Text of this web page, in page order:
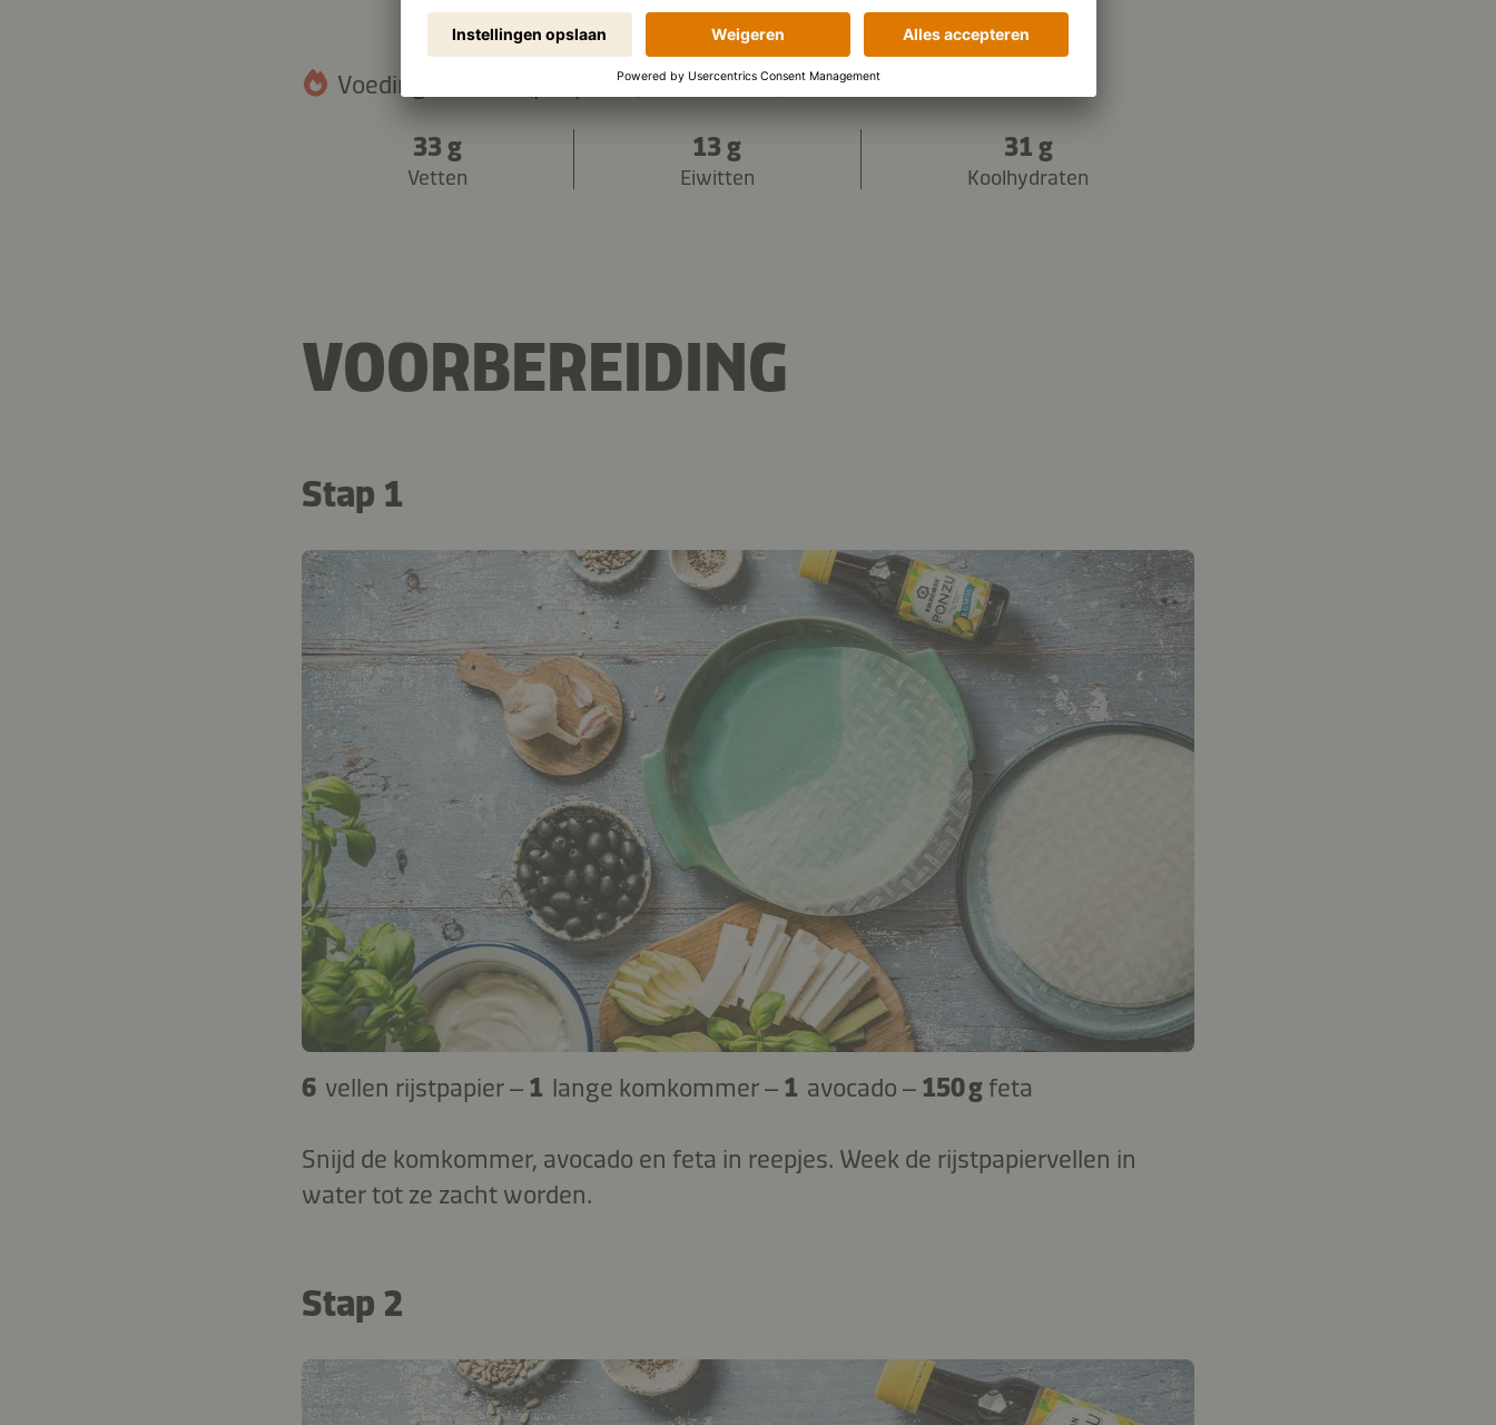
Voedingswaarde (per portie): 2.026 kJ/484 kcal
33 g
Vetten
13 g
Eiwitten
31 g
Koolhydraten
VOORBEREIDING
Stap 1
6 vellen rijstpapier – 1 lange komkommer – 1 avocado – 150 g feta
Snijd de komkommer, avocado en feta in reepjes. Week de rijstpapiervellen in
water tot ze zacht worden.
Stap 2